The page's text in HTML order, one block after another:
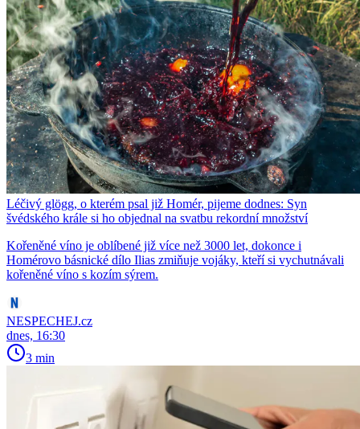
Léčivý glögg, o kterém psal již Homér, pijeme dodnes: Syn
švédského krále si ho objednal na svatbu rekordní množství
Kořeněné víno je oblíbené již více než 3000 let, dokonce i
Homérovo básnické dílo Ilias zmiňuje vojáky, kteří si vychutnávali
kořeněné víno s kozím sýrem.
NESPECHEJ.cz
dnes, 16:30
3 min